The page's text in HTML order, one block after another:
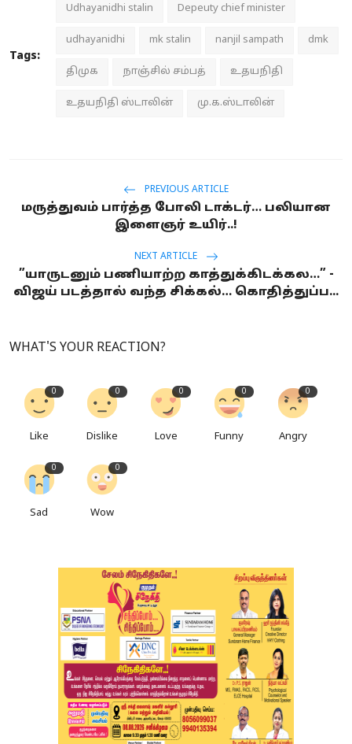
Tags:
Udhayanidhi stalin Depeuty chief minister
udhayanidhi mk stalin nanjil sampath dmk
திமுக நாஞ்சில் சம்பத் உதயநிதி
உதயநிதி ஸ்டாலின் மு.க.ஸ்டாலின்
PREVIOUS ARTICLE
மருத்துவம் பார்த்த போலி டாக்டர்… பலியான
இளைஞர் உயிர்..!
NEXT ARTICLE
”யாருடனும் பணியாற்ற காத்துக்கிடக்கல…” -
விஜய் படத்தால் வந்த சிக்கல்… கொதித்துப்ப...
WHAT'S YOUR REACTION?
0
Like
0
Dislike
0
Love
0
Funny
0
Angry
0
Sad
0
Wow